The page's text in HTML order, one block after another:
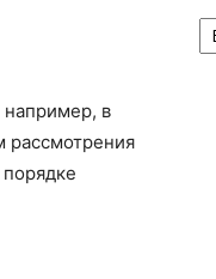
в
рассмотрения